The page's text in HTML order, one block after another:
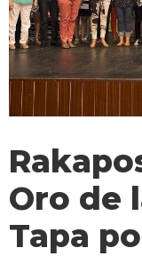
Oro de
Tapa